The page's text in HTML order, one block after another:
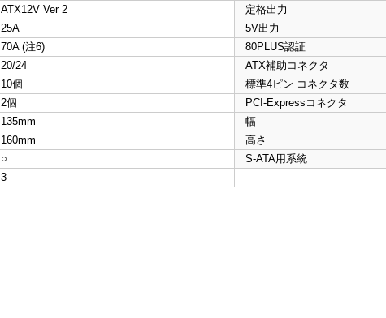
ATX12V Ver 2 定格出力
25A 5V出力
70A (注6) 80PLUS認証
20/24 ATX補助コネクタ
10個 標準4ピン コネクタ数
2個 PCI-Expressコネクタ
135mm 幅
160mm 高さ
○ S-ATA用系統
3